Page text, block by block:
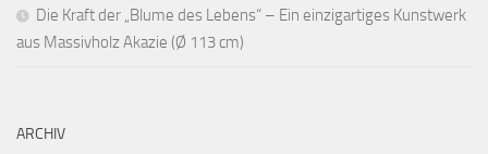
Die Kraft der „Blume des Lebens“ – Ein einzigartiges Kunstwerk
aus Massivholz Akazie (Ø 113 cm)
ARCHIV